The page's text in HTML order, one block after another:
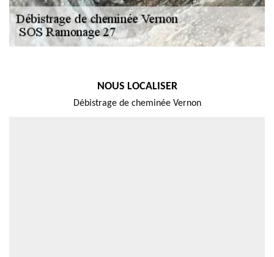
NOUS LOCALISER
Débistrage de cheminée Vernon